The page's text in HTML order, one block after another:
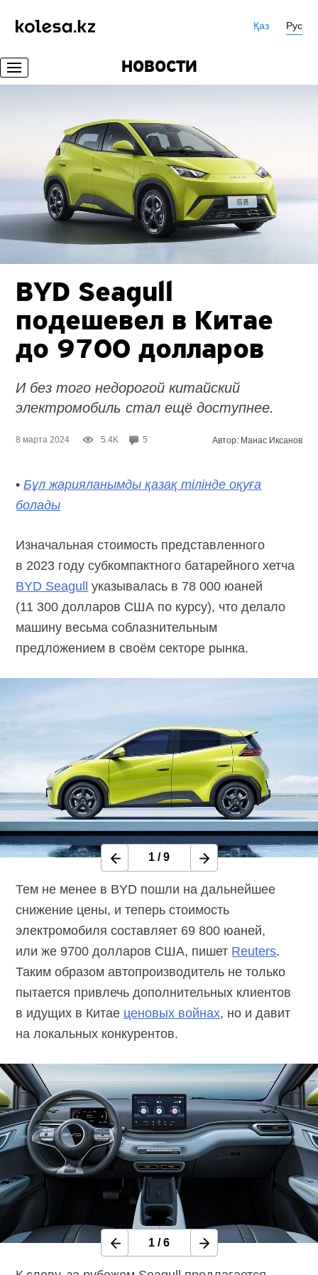
Қаз Рус
НОВОСТИ
BYD Seagull
подешевел в Китае
до 9700 долларов
И без того недорогой китайский
электромобиль стал ещё доступнее.
8 марта 2024 5.4K 5 Автор: Манас Иксанов
•Бұл жарияланымды қазақ тілінде оқуға
болады
Изначальная стоимость представленного
в 2023 году субкомпактного батарейного хетча
BYD Seagull указывалась в 78 000 юаней
(11 300 долларов США по курсу), что делало
машину весьма соблазнительным
предложением в своём секторе рынка.
1 /9
Тем не менее в BYD пошли на дальнейшее
снижение цены, и теперь стоимость
электромобиля составляет 69 800 юаней,
или же 9700 долларов США, пишет Reuters.
Таким образом автопроизводитель не только
пытается привлечь дополнительных клиентов
в идущих в Китае ценовых войнах, но и давит
на локальных конкурентов.
1 /6